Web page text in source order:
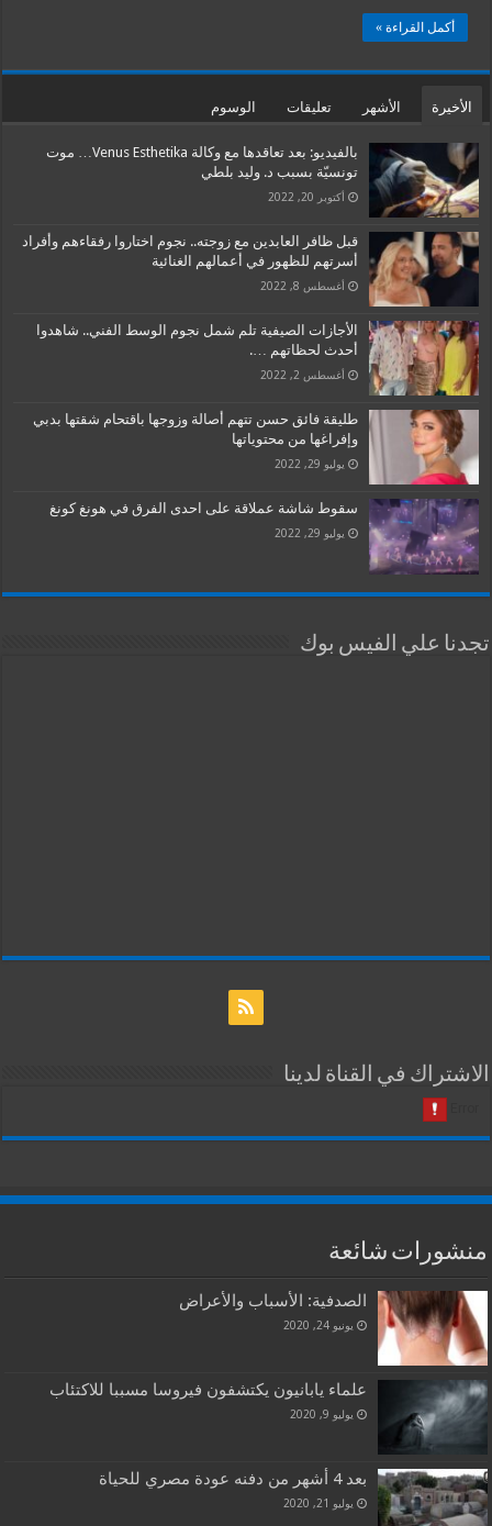
أكمل القراءة »
الأخيرة الأشهر تعليقات الوسوم
بالفيديو: بعد تعاقدها مع وكالة Venus Esthetika… موت
تونسيّة بسبب د. وليد بلطي
أكتوبر 20, 2022
قبل ظافر العابدين مع زوجته.. نجوم اختاروا رفقاءهم وأفراد
أسرتهم للظهور في أعمالهم الغنائية
أغسطس 8, 2022
الأجازات الصيفية تلم شمل نجوم الوسط الفني.. شاهدوا
أحدث لحظاتهم ….
أغسطس 2, 2022
طليقة فائق حسن تتهم أصالة وزوجها باقتحام شقتها بدبي
وإفراغها من محتوياتها
يوليو 29, 2022
سقوط شاشة عملاقة على احدى الفرق في هونغ كونغ
يوليو 29, 2022
تجدنا علي الفيس بوك
الاشتراك في القناة لدينا
منشورات شائعة
الصدفية: الأسباب والأعراض
يونيو 24, 2020
علماء يابانيون يكتشفون فيروسا مسببا للاكتئاب
يوليو 9, 2020
بعد 4 أشهر من دفنه عودة مصري للحياة
يوليو 21, 2020